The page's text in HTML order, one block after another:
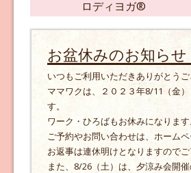
ロディヨガ®
お盆休みのお知らせ
いつもご利用いただきありがとうご
ママワクは、２０２３年8/11（金
す。
ワーク・ひろばもお休みになります
ご予約やお問い合わせは、ホーム
お返事は連休明けとなりますのでご
また、8/26（土）は、夕涼み会開